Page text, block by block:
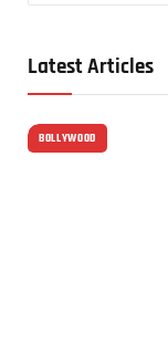
Latest Articles
BOLLYWOOD